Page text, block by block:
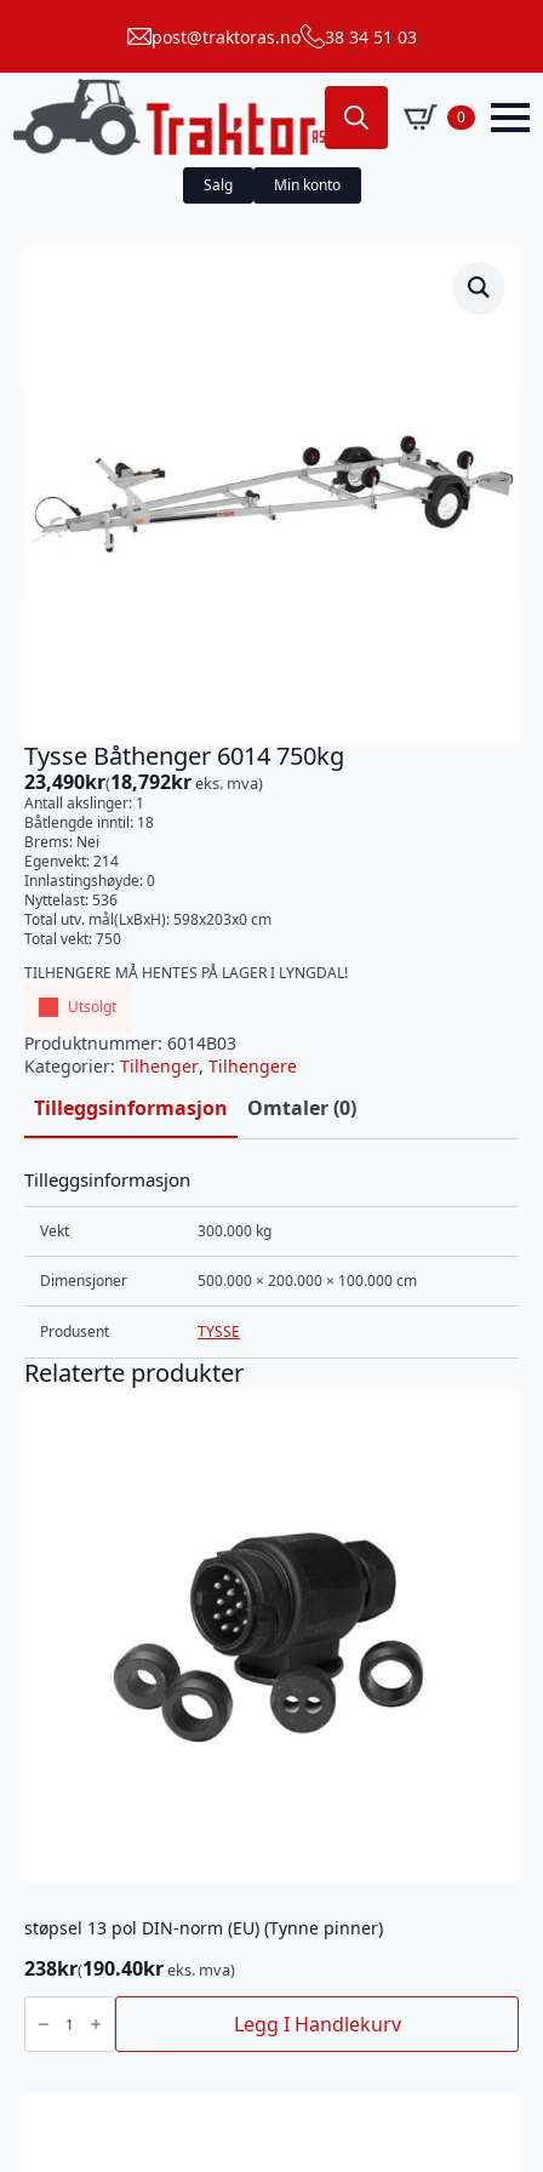
post@traktoras.no 38 34 51 03
Search
for:
0
Salg Min konto
Tysse Båthenger 6014 750kg
23,490kr(18,792kreks. mva)
Antall akslinger: 1
Båtlengde inntil: 18
Brems: Nei
Egenvekt: 214
Innlastingshøyde: 0
Nyttelast: 536
Total utv. mål(LxBxH): 598x203x0 cm
Total vekt: 750
TILHENGERE MÅ HENTES PÅ LAGER I LYNGDAL!
Utsolgt
Produktnummer: 6014B03
Kategorier: Tilhenger, Tilhengere
Tilleggsinformasjon Omtaler (0)
Tilleggsinformasjon
Vekt 300.000 kg
Dimensjoner 500.000 × 200.000 × 100.000 cm
Produsent TYSSE
Relaterte produkter
støpsel 13 pol DIN-norm (EU) (Tynne pinner)
238kr(190.40kreks. mva)
støpsel
pol
DIN-
Legg I Handlekurv